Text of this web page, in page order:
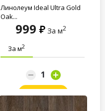
Линолеум Ideal Ultra Gold
Oak...
999 За м2
За м2
Заказать